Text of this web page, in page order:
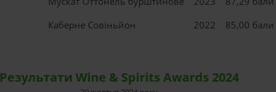
Каберне Совіньйон
2022 85,00 бали
Результати Wine & Spirits Awards 2024